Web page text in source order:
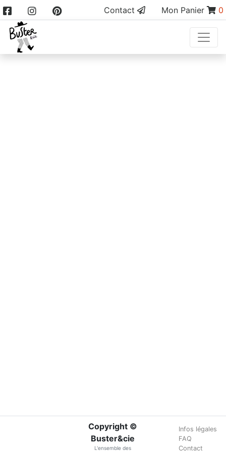
Contact Mon Panier 0
Copyright ©
Buster&cie
L'ensemble des
Infos légales
FAQ
Contact